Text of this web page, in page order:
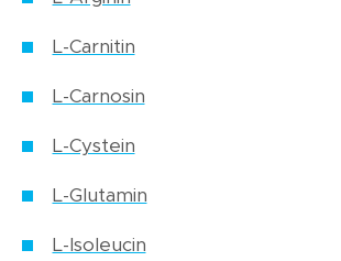
L-Carnitin
L-Carnosin
L-Cystein
L-Glutamin
L-Isoleucin